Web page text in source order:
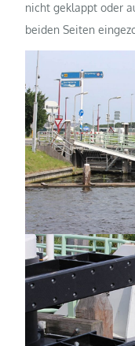
nicht geklappt oder
beiden Seiten